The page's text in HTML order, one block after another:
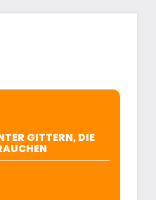
GITTERN, DIE